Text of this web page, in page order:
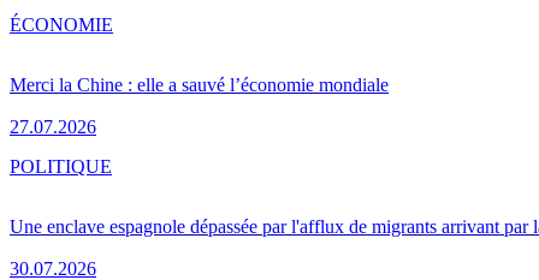
Merci la Chine : elle a sauvé l’économie mondiale
27.07.2026
ÉCONOMIE
Une enclave espagnole dépassée par l'afflux de migrants arrivant par
30.07.2026
POLITIQUE